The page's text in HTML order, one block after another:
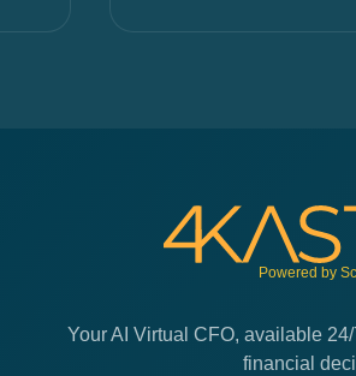
Powered by
Your AI Virtual CFO, available
financial